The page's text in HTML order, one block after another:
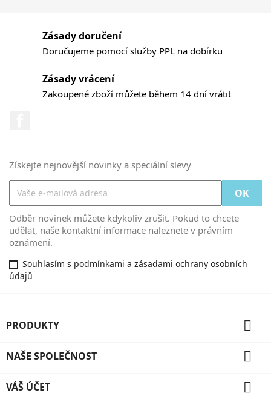
Zásady doručení
Doručujeme pomocí služby PPL na dobírku
Zásady vrácení
Zakoupené zboží můžete během 14 dní vrátit
Získejte nejnovější novinky a speciální slevy
Odběr novinek můžete kdykoliv zrušit. Pokud to chcete
udělat, naše kontaktní informace naleznete v právním
oznámení.
Souhlasím s podmínkami a zásadami ochrany osobních
údajů
PRODUKTY 
NAŠE SPOLEČNOST 
VÁŠ ÚČET 